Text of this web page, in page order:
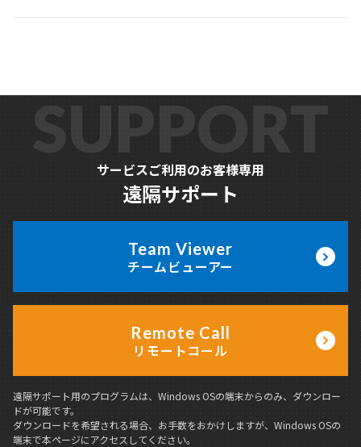
SUPPORT
サービスご利用のお客様専用
遠隔サポート
Team Viewer
チームビューアー
Remote Call
リモートコール
遠隔サポート用のプログラムは、Windows OSの端末からのみ、ダウンロー
ドが可能です。
ダウンロードを希望される場合、お手数をおかけしますが、Windows OSの
端末で本ページにアクセスしてください。